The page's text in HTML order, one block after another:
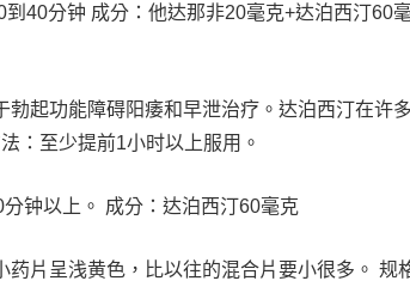
40分钟 成分：他达那非20毫克+达泊西汀60
起功能障碍阳痿和早泄治疗。达泊西汀在许
：至少提前1小时以上服用。
钟以上。 成分：达泊西汀60毫克
片呈浅黄色，比以往的混合片要小很多。 规